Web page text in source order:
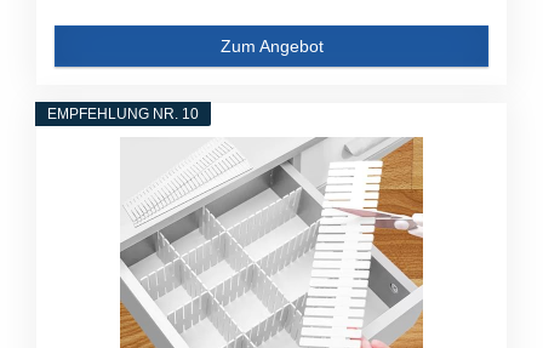
Zum Angebot
EMPFEHLUNG NR. 10